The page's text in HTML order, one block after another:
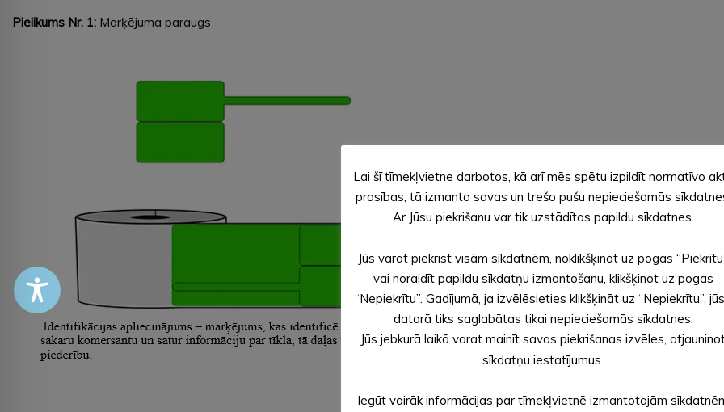
Pielikums Nr. 1: Marķējuma paraugs
Lai šī tīmekļvietne darbotos, kā arī mēs spētu izpildīt normatīvo
prasības, tā izmanto savas un trešo pušu nepieciešamās
Ar Jūsu piekrišanu var tik uzstādītas papildu sīkdatnes.
Jūs varat piekrist visām sīkdatnēm, noklikšķinot uz pogas
vai noraidīt papildu sīkdatņu izmantošanu, klikšķinot uz pogas
“Nepiekrītu”. Gadījumā, ja izvēlēsieties klikšķināt uz “Nepiekrītu”,
datorā tiks saglabātas tikai nepieciešamās sīkdatnes.
Jūs jebkurā laikā varat mainīt savas piekrišanas izvēles,
sīkdatņu iestatījumus.
Iegūt vairāk informācijas par tīmekļvietnē izmantotajām